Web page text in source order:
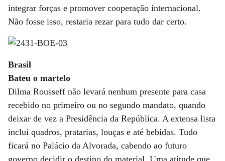
integrar forças e promover cooperação internacional.
Não fosse isso, restaria rezar para tudo dar certo.
Brasil
Bateu o martelo
Dilma Rousseff não levará nenhum presente para casa
recebido no primeiro ou no segundo mandato, quando
deixar de vez a Presidência da República. A extensa lista
inclui quadros, pratarias, louças e até bebidas. Tudo
ficará no Palácio da Alvorada, cabendo ao futuro
governo decidir o destino do material. Uma atitude que